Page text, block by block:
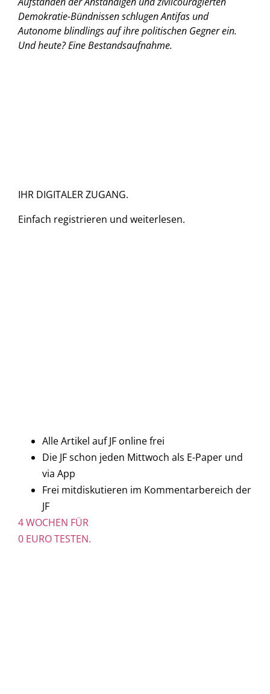
Demokratie-Bündnissen schlugen Antifas und
Autonome blindlings auf ihre politischen Gegner ein.
Und heute?Eine Bestandsaufnahme.
IHR DIGITALER ZUGANG.
Einfach registrieren und weiterlesen.
Alle Artikel auf JF online frei
Die JF schon jeden Mittwoch als E-Paper und
via App
Frei mitdiskutieren im Kommentarbereich der
JF
4 WOCHEN FÜR
0 EURO TESTEN.